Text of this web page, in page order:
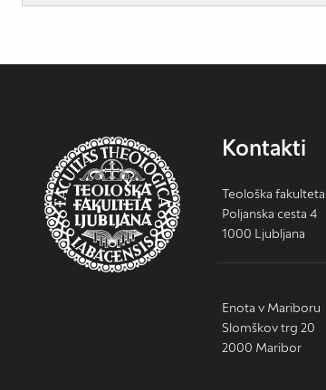
Kontakti
Teološka fakulteta
Poljanska cesta 4
1000 Ljubljana
Enota v Mariboru
Slomškov trg 20
2000 Maribor